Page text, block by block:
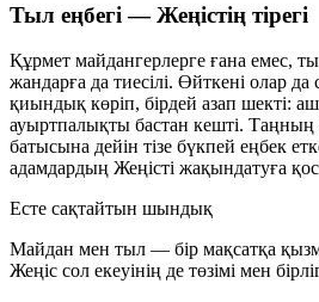
Тыл еңбегі — Жеңістің тірегі
Құрмет майдангерлерге ғана емес,
жандарға да тиесілі. Өйткені олар да
қиындық көріп, бірдей азап шекті:
ауыртпалықты бастан кешті.
батысына дейін тізе бүкпей еңбек
адамдардың Жеңісті жақындатуға
Есте сақтайтын шындық
Майдан мен тыл — бір мақсатқа
Жеңіс сол екеуінің де төзімі мен